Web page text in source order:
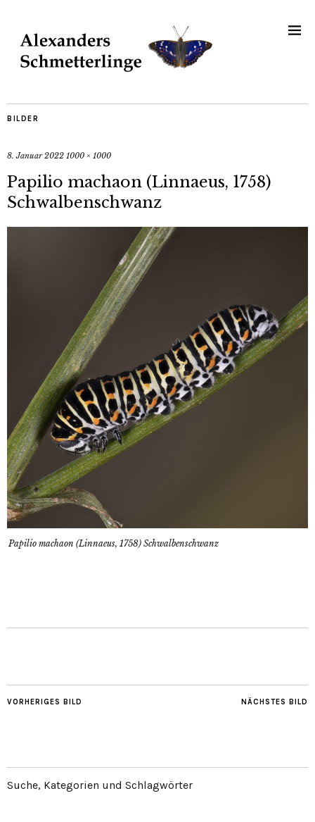
BILDER
8. Januar 2022 1000 × 1000
Papilio machaon (Linnaeus, 1758)
Schwalbenschwanz
Papilio machaon (Linnaeus, 1758) Schwalbenschwanz
NÄCHSTES BILD
VORHERIGES BILD
Suche, Kategorien und Schlagwörter